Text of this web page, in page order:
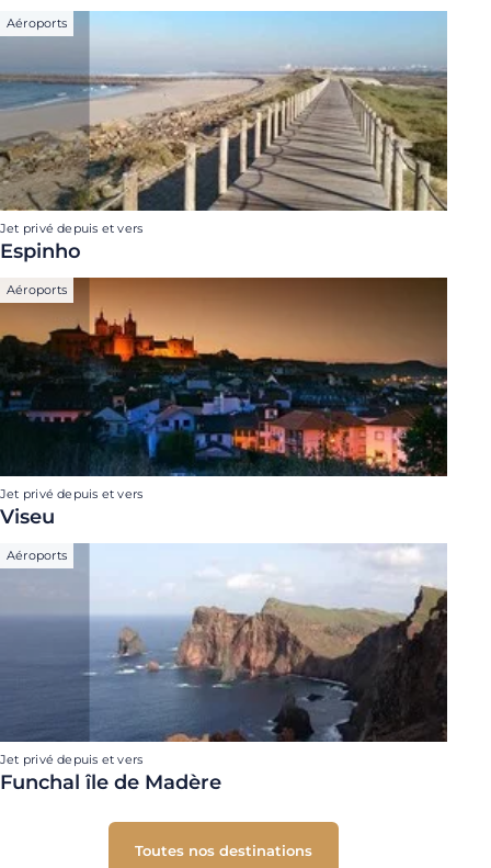
Aéroports
Jet privé depuis et vers
Espinho
Aéroports
Jet privé depuis et vers
Viseu
Aéroports
Jet privé depuis et vers
Funchal île de Madère
Toutes nos destinations